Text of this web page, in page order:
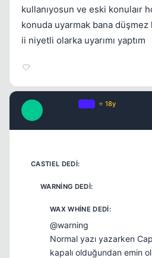
kullanıyosun ve eski konulaır
konuda uyarmak bana
ii niyetli olarka uyarımı yaptım
⭐ 18y
@warning
Normal yazı yazarken
kapalı olduğundan emin